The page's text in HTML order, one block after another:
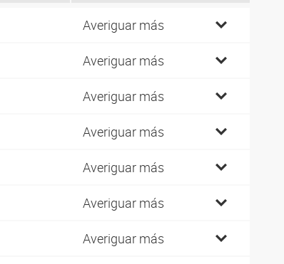
Averiguar más
Averiguar más
Averiguar más
Averiguar más
Averiguar más
Averiguar más
Averiguar más